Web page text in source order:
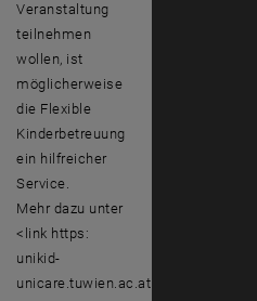
Veranstaltung
teilnehmen
wollen, ist
möglicherweise
die Flexible
Kinderbetreuung
ein hilfreicher
Service.
Mehr dazu unter
<link https:
unikid-
unicare.tuwien.ac.at